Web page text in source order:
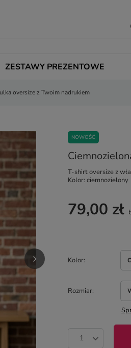
ZESTAWY PREZENTOWE
oversize z Twoim nadrukiem
NOWOŚĆ
T-shirt oversize z
Kolor: ciemnozielony
Kolor
Rozmiar
79,00 zł